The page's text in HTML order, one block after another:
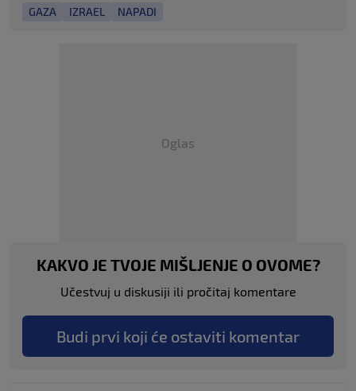
GAZA IZRAEL NAPADI
Oglas
KAKVO JE TVOJE MIŠLJENJE O OVOME?
Učestvuj u diskusiji ili pročitaj komentare
Budi prvi koji će ostaviti komentar